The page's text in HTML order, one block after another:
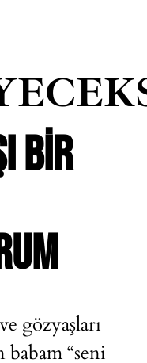
BIR
gözyaşları
“seni